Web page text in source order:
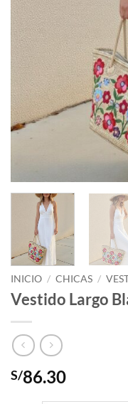
INICIO / CHICAS /
Vestido Largo
S/86.30